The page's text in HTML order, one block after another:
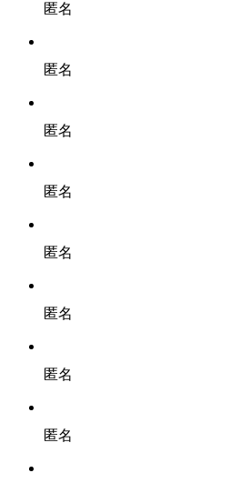
匿名
匿名
匿名
匿名
匿名
匿名
匿名
匿名